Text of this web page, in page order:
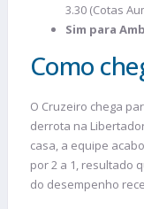
3.30 (Cotas
Sim para
Como
O Cruzeiro chega
derrota na
casa, a equipe
por 2 a 1, resultado
do desempenho